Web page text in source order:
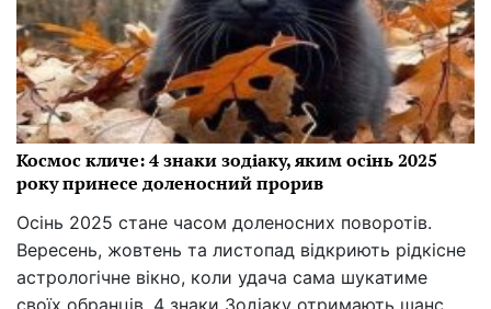
Космос кличе: 4 знаки зодіаку, яким осінь 2025
року принесе доленосний прорив
Осінь 2025 стане часом доленосних поворотів.
Вересень, жовтень та листопад відкриють рідкісне
астрологічне вікно, коли удача сама шукатиме